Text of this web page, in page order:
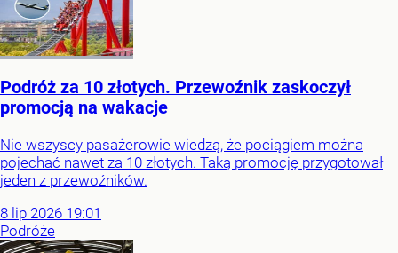
Podróż za 10 złotych. Przewoźnik zaskoczył
promocją na wakacje
Nie wszyscy pasażerowie wiedzą, że pociągiem można
pojechać nawet za 10 złotych. Taką promocję przygotował
jeden z przewoźników.
8 lip 2026 19:01
Podróże